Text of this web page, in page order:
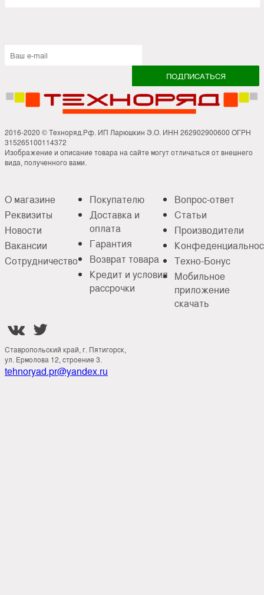
2016-2020 © Техноряд.Рф. ИП Ларюшкин Э.О. ИНН 262902900600 ОГРН
315265100114372
Изображение и описание товара на сайте могут отличаться от внешнего
вида, полученного вами.
О магазине
Реквизиты
Новости
Вакансии
Сотрудничество
Покупателю
Доставка и
оплата
Гарантия
Возврат товара
Кредит и условия
рассрочки
Вопрос-ответ
Статьи
Производители
Техно-Бонус
Мобильное
приложение
скачать
 
Ставропольский край, г. Пятигорск,
ул. Ермолова 12, строение 3.
tehnoryad.pr@yandex.ru